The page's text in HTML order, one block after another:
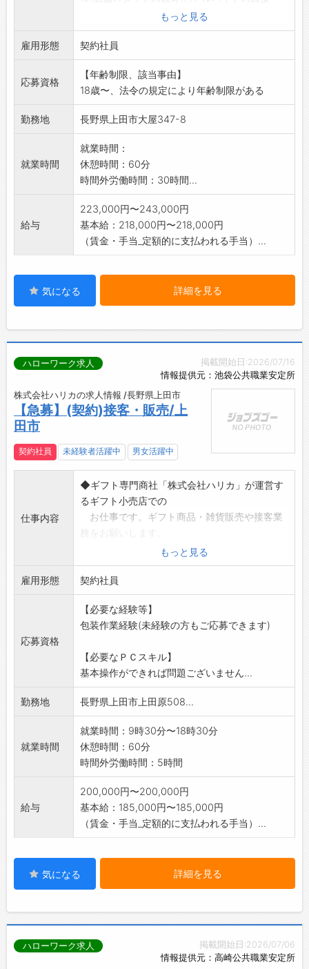
などを行って頂くお仕事です。
変更範囲:変更なし
もっと見る
雇用形態 契約社員
応募資格
【年齢制限、該当事由】
18歳〜、法令の規定により年齢制限がある
勤務地 長野県上田市大屋347-8
就業時間
就業時間：
休憩時間：60分
時間外労働時間：30時間...
給与
223,000円〜243,000円
基本給：218,000円〜218,000円
（賃金・手当_定額的に支払われる手当）...
気になる 詳細を見る
掲載開始日:2026/07/16
情報提供元：池袋公共職業安定所
ハローワーク求人
株式会社ハリカの求人情報 /長野県上田市
【急募】(契約)接客・販売/上
田市
契約社員 未経験者活躍中 男女活躍中
仕事内容
◆ギフト専門商社「株式会社ハリカ」が運営す
るギフト小売店での
お仕事です。ギフト商品・雑貨販売や接客業
・接客販売、電話応対
・商品の検品・陳列
・包装加工(ギフトラッピング)
・PCデータ入力(注文伝票の入力など)
※包装作業経験ある方、大歓迎! 初心者の方に
お教えます。
【変更範囲:変更なし】
もっと見る
雇用形態 契約社員
応募資格
【必要な経験等】
包装作業経験(未経験の方もご応募できます)
【必要なＰＣスキル】
基本操作ができれば問題ございません...
勤務地 長野県上田市上田原508...
就業時間
就業時間：9時30分〜18時30分
休憩時間：60分
時間外労働時間：5時間
給与
200,000円〜200,000円
基本給：185,000円〜185,000円
（賃金・手当_定額的に支払われる手当）...
気になる 詳細を見る
掲載開始日:2026/07/06
情報提供元：高崎公共職業安定所
ハローワーク求人